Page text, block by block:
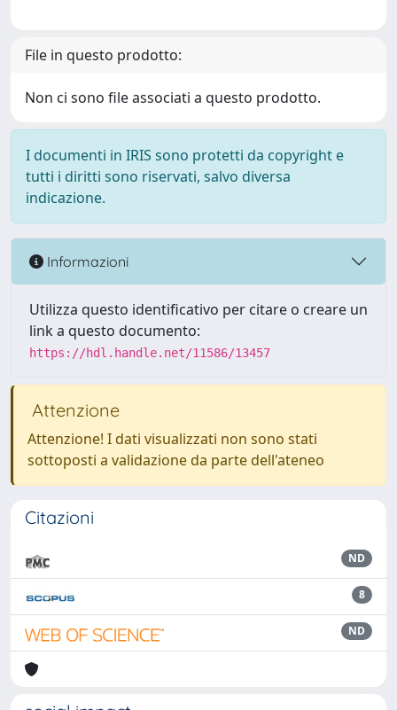
File in questo prodotto:
Non ci sono file associati a questo prodotto.
I documenti in IRIS sono protetti da copyright e
tutti i diritti sono riservati, salvo diversa
indicazione.
Informazioni
Utilizza questo identificativo per citare o creare un
link a questo documento:
https://hdl.handle.net/11586/13457
Attenzione
Attenzione! I dati visualizzati non sono stati
sottoposti a validazione da parte dell'ateneo
Citazioni
ND
8
ND